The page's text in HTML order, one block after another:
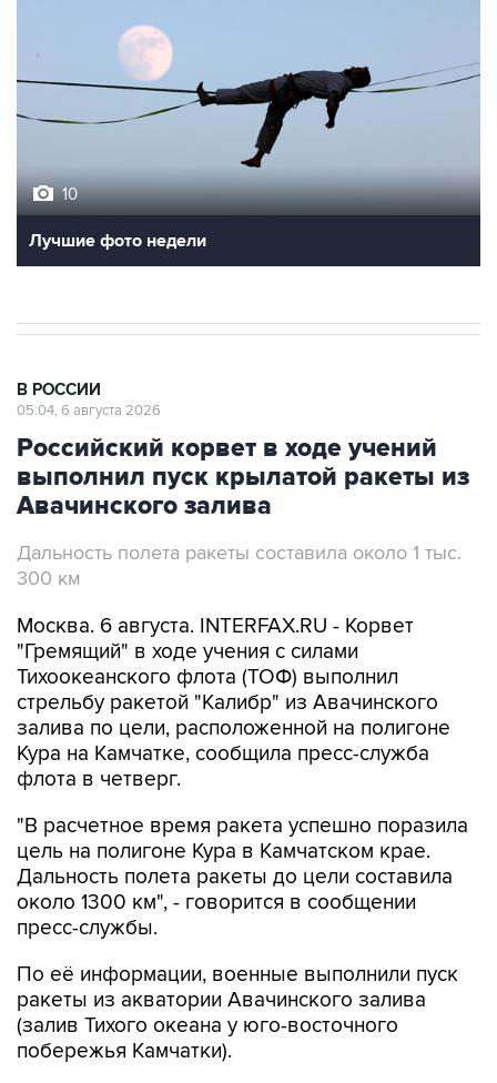
10
Лучшие фото недели
В РОССИИ
05:04, 6 августа 2026
Российский корвет в ходе учений
выполнил пуск крылатой ракеты из
Авачинского залива
Дальность полета ракеты составила около 1 тыс.
300 км
Москва. 6 августа. INTERFAX.RU - Корвет
"Гремящий" в ходе учения с силами
Тихоокеанского флота (ТОФ) выполнил
стрельбу ракетой "Калибр" из Авачинского
залива по цели, расположенной на полигоне
Кура на Камчатке, сообщила пресс-служба
флота в четверг.
"В расчетное время ракета успешно поразила
цель на полигоне Кура в Камчатском крае.
Дальность полета ракеты до цели составила
около 1300 км", - говорится в сообщении
пресс-службы.
По её информации, военные выполнили пуск
ракеты из акватории Авачинского залива
(залив Тихого океана у юго-восточного
побережья Камчатки).